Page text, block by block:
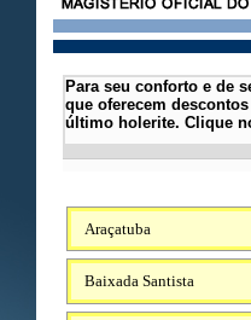
Para seu conforto e de
que oferecem
último holerite. Clique
Araçatuba
Baixada Santista